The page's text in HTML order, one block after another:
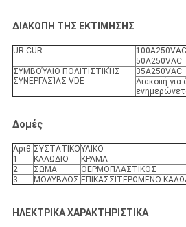
ΔΙΑΚΟΠΗ ΤΗΣ ΕΚΤΙΜΗΣΗΣ
UR CUR 100A250VAC
50A250VAC
ΣΥΜΒΟΎΛΙΟ ΠΟΛΙΤΙΣΤΙΚΉΣ
ΣΥΝΕΡΓΑΣΊΑΣ VDE
35A250VAC
Διακοπή για
Δομές
Αριθ. ΣΥΣΤΑΤΙΚΟΥΛΙΚΟ
1
ΚΑΛΩΔΙΟ
ΚΡΑΜΑ
2
ΣΩΜΑ
ΘΕΡΜΟΠΛΑΣΤΙΚΟΣ
3
ΜΟΛΥΒΔΟΣ ΕΠΙΚΑΣΣΙΤΕΡΩΜΕΝΟ
ΗΛΕΚΤΡΙΚΑ ΧΑΡΑΚΤΗΡΙΣΤΙΚΑ